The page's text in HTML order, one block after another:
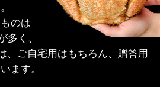
のは
多く、
、ご自宅用はもちろん、贈答用
ます。